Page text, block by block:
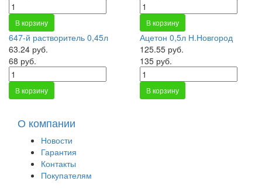
В корзину В корзину
647-й растворитель 0,45л
63.24 руб.
68 руб.
В корзину
Ацетон 0,5л Н.Новгород
125.55 руб.
135 руб.
В корзину
О компании
Новости
Гарантия
Контакты
Покупателям